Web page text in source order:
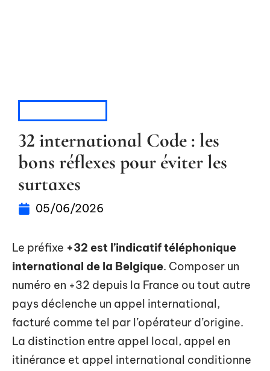
32 international Code : les
bons réflexes pour éviter les
surtaxes
05/06/2026
Le préfixe +32 est l’indicatif téléphonique
international de la Belgique. Composer un
numéro en +32 depuis la France ou tout autre
pays déclenche un appel international,
facturé comme tel par l’opérateur d’origine.
La distinction entre appel local, appel en
itinérance et appel international conditionne